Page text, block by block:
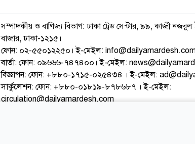
সম্পাদকীয় ও বাণিজ্য বিভাগ: ঢাকা ট্রেড সেন্টার, ৯৯, কাজী
বাজার, ঢাকা-১২১৫।
ফোন: ০২-৫৫০১২২৫০। ই-মেইল:
বার্তা: ফোন: ০৯৬৬৬-৭৪৭৪০০। ই-মেইল:
বিজ্ঞাপন: ফোন: +৮৮০-১৭১৫-০২৫৪৩৪ । ই-মেইল:
সার্কুলেশন: ফোন: +৮৮০-০১৮১৯-৮৭৮৬৮৭ । ই-মেইল:
circulation@dailyamardesh.com